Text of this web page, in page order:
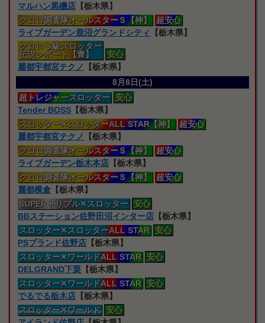
マルハン黒磯店 【栃木県】
クロロ調査隊オールスターＳ【神】
超安心
ライブガーデン鹿沼グランドシティ
【栃木県】
クロロＳ級スロッター
伝説レポート【青】
安心
麗都宇都宮テクノ
【栃木県】
8月8日(土)
超トレジャースロッター 安心
Tender BOSS 【栃木県】
スロッター✕スロッターALL STAR【神】
超安心
麗都宇都宮テクノ
【栃木県】
クロロ調査隊オールスターＳ【神】
超安心
ライブガーデン栃木本店 【栃木県】
クロロ調査隊オールスターＳ【神】
超安心
麗都横倉 【栃木県】
SUPERトリプル✕スロッター 安心
BBステーション佐野田沼インター店 【栃木県】
スロッター✕スロッターALL STAR 安心
PSブランド佐野店 【栃木県】
スロッター✕ワールドALL STAR 安心
DELGRAND下栗 【栃木県】
スロッター✕ワールドALL STAR 安心
でるでる栃木店 【栃木県】
スロッター✕ワールド 安心